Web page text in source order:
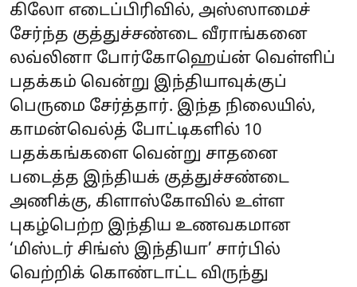
கிலோ எடைப்பிரிவில், அஸ்ஸாமைச்
சேர்ந்த குத்துச்சண்டை வீராங்கனை
லவ்லினா போர்கோஹெய்ன் வெள்ளிப்
பதக்கம் வென்று இந்தியாவுக்குப்
பெருமை சேர்த்தார். இந்த நிலையில்,
காமன்வெல்த் போட்டிகளில் 10
பதக்கங்களை வென்று சாதனை
படைத்த இந்தியக் குத்துச்சண்டை
அணிக்கு, கிளாஸ்கோவில் உள்ள
புகழ்பெற்ற இந்திய உணவகமான
‘மிஸ்டர் சிங்ஸ் இந்தியா’ சார்பில்
வெற்றிக் கொண்டாட்ட விருந்து